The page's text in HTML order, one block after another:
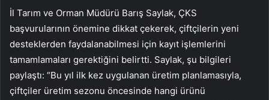
İl Tarım ve Orman Müdürü Barış Saylak, ÇKS
başvurularının önemine dikkat çekerek, çiftçilerin yeni
desteklerden faydalanabilmesi için kayıt işlemlerini
tamamlamaları gerektiğini belirtti. Saylak, şu bilgileri
paylaştı: “Bu yıl ilk kez uygulanan üretim planlamasıyla,
çiftçiler üretim sezonu öncesinde hangi ürünü